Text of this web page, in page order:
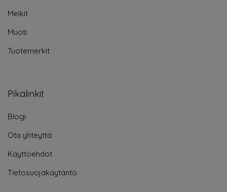
Meikit
Muoti
Tuotemerkit
Pikalinkit
Blogi
Ota yhteyttä
Käyttöehdot
Tietosuojakäytäntö